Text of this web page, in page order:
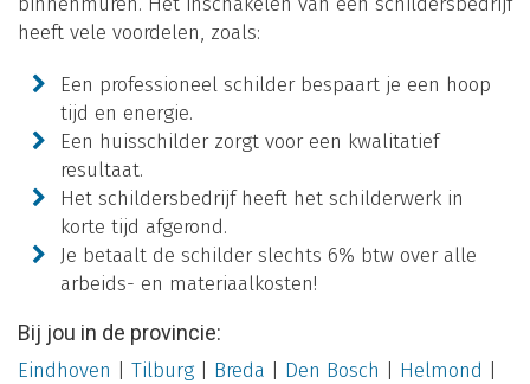
heeft vele voordelen, zoals:
Een professioneel schilder bespaart je een hoop
tijd en energie.
Een huisschilder zorgt voor een kwalitatief
resultaat.
Het schildersbedrijf heeft het schilderwerk in
korte tijd afgerond.
Je betaalt de schilder slechts 6% btw over alle
arbeids- en materiaalkosten!
Bij jou in de provincie:
Eindhoven Tilburg Breda Den Bosch Helmond